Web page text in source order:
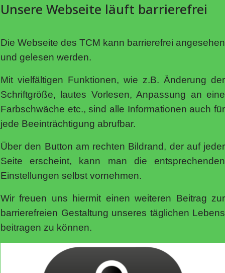
Unsere Webseite läuft barrierefrei
Die Webseite des TCM kann barrierefrei angesehen
und gelesen werden.
Mit vielfältigen Funktionen, wie z.B. Änderung der
Schriftgröße, lautes Vorlesen, Anpassung an eine
Farbschwäche etc., sind alle Informationen auch für
jede Beeinträchtigung abrufbar.
Über den Button am rechten Bildrand, der auf jeder
Seite erscheint, kann man die entsprechenden
Einstellungen selbst vornehmen.
Wir freuen uns hiermit einen weiteren Beitrag zur
barrierefreien Gestaltung unseres täglichen Lebens
beitragen zu können.